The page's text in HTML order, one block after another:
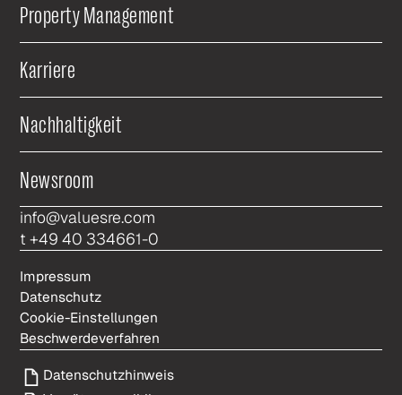
info@valuesre.com
t +49 40 334661-0
Impressum
Datenschutz
Cookie-Einstellungen
Beschwerdeverfahren
Datenschutzhinweis
Property Management
Karriere
Nachhaltigkeit
Newsroom